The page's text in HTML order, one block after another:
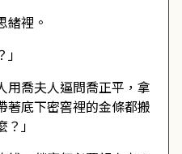
緒裡。
用喬夫人逼問喬正平，拿
著底下密窖裡的金條都搬
」